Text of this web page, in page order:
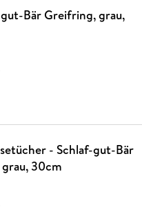
Bär Greifring, grau,
- Schlaf-gut-Bär
30cm